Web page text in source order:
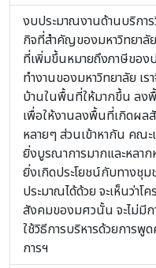
งบประมาณงานด้านบริกา
กิจที่สำคัญของมหาวิทยาลั
ที่เพิ่มขึ้นหมายถึงภาษีของ
ทำงานของมหาวิทยาลัย เ
บ้านในพื้นที่ให้มากขึ้น ลง
เพื่อให้งานลงพื้นที่เกิดผล
หลายๆ ส่วนเข้าหากัน คณ
ยิ่งบูรณาการมากและหลา
ยิ่งเกิดประโยชน์กับทางชุ
ประมาณได้ด้วย จะเห็นว่าโ
สังคมของมศวนั้น จะไม่มีก
ใช้วิธีการบริหารด้วยการ
การฯ